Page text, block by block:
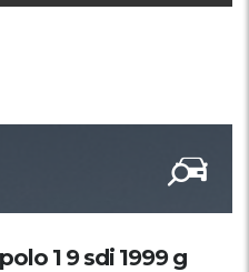
1 9 sdi 1999 g